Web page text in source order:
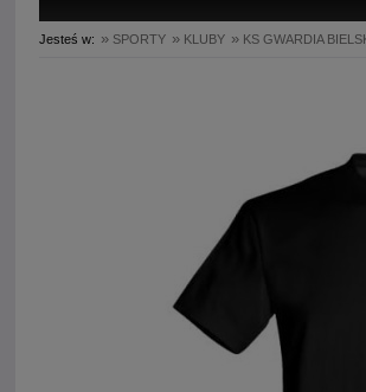
Jesteś w: » SPORTY » KLUBY » KS GWARDIA